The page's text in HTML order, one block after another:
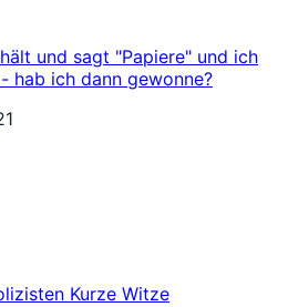
und sagt "Papiere" und ich
hab ich dann gewonne?
Kurze Witze